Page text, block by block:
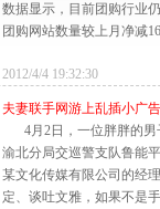
数据显示，目前团购行业
团购网站数量较上月净减
2012/4/4 19:32:30
夫妻联手网游上乱插小广
4月2日，一位胖胖的
渝北分局交巡警支队鲁能
某文化传媒有限公司的经
定、谈吐文雅，如果不是